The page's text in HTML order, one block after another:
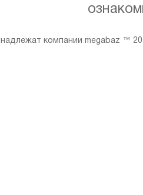
компании megabaz ™